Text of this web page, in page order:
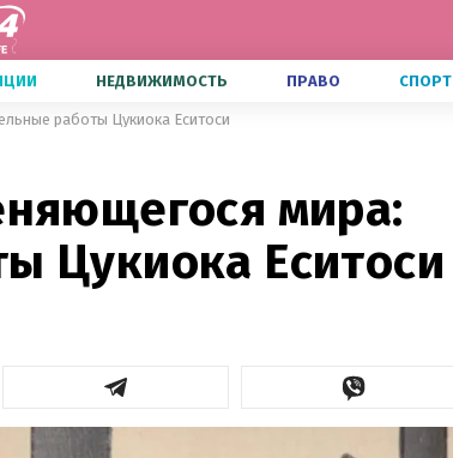
НЕДВИЖИМОСТЬ ПРАВО СПОРТ
работы Цукиока Еситоси
мира:
Цукиока Еситоси